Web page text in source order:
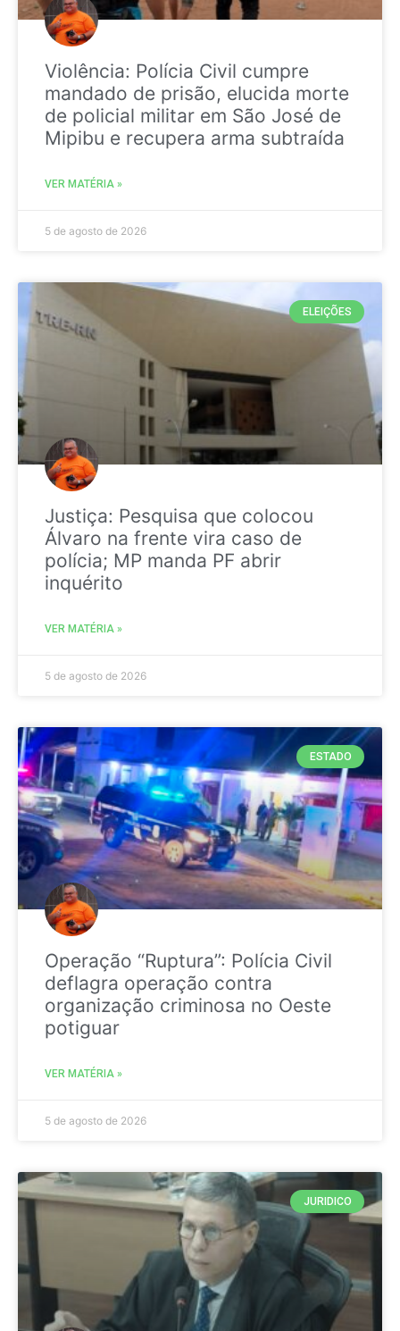
Violência: Polícia Civil cumpre
mandado de prisão, elucida morte
de policial militar em São José de
Mipibu e recupera arma subtraída
VER MATÉRIA »
5 de agosto de 2026
ELEIÇÕES
Justiça: Pesquisa que colocou
Álvaro na frente vira caso de
polícia; MP manda PF abrir
inquérito
VER MATÉRIA »
5 de agosto de 2026
ESTADO
Operação “Ruptura”: Polícia Civil
deflagra operação contra
organização criminosa no Oeste
potiguar
VER MATÉRIA »
5 de agosto de 2026
JURIDICO